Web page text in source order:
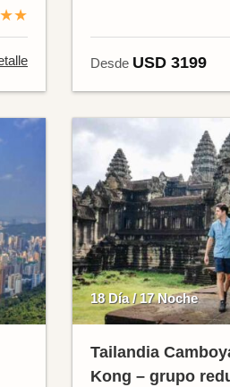
Desde USD 3199
18 Día / 17 Noche
Tailandia
Kong – grupo